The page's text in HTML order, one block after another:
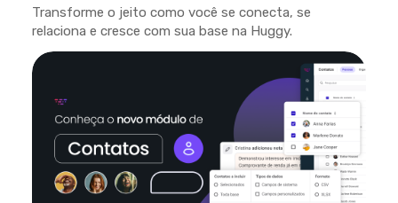
Transforme o jeito como você se conecta, se
relaciona e cresce com sua base na Huggy.